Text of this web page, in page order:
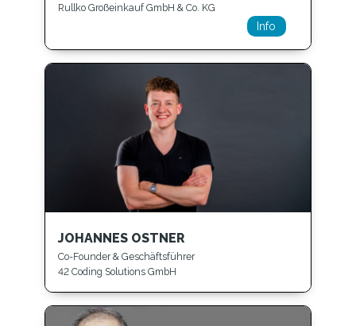
Rullko Großeinkauf GmbH & Co. KG
Info
JOHANNES OSTNER
Co-Founder & Geschäftsführer
42 Coding Solutions GmbH